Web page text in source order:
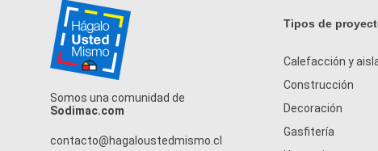
Somos una comunidad de
Sodimac.com
contacto@hagaloustedmismo.cl
Tipos de
Calefacción y
Construcción
Decoración
Gasfitería